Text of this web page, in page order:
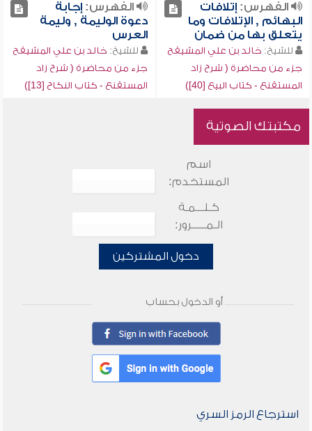
الفهرس:إتلافات
البهائم , الإتلافات وما
يتعلق بها من ضمان
للشيخ: خالد بن علي المشيقح
جزء من محاضرة ( شرح زاد
المستقنع - كتاب البيع [40])
الفهرس:إجابة
دعوة الوليمة , وليمة
العرس
للشيخ: خالد بن علي المشيقح
جزء من محاضرة ( شرح زاد
المستقنع - كتاب النكاح [13])
مكتبتك الصوتية
اسم
المستخدم:
كـلـــمـة
الـمـــــرور:
دخول المشتركين
أو الدخول بحساب
استرجاع الرمز السري